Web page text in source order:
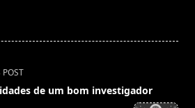
POST
de um bom investigador